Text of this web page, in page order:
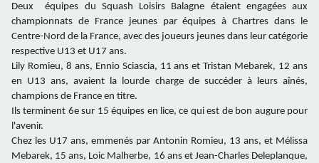
Deux équipes du Squash Loisirs Balagne étaient engagées aux
championnats de France jeunes par équipes à Chartres dans le
Centre-Nord de la France, avec des joueurs jeunes dans leur catégorie
respective U13 et U17 ans.
Lily Romieu, 8 ans, Ennio Sciascia, 11 ans et Tristan Mebarek, 12 ans
en U13 ans, avaient la lourde charge de succéder à leurs aînés,
champions de France en titre.
Ils terminent 6e sur 15 équipes en lice, ce qui est de bon augure pour
l'avenir.
Chez les U17 ans, emmenés par Antonin Romieu, 13 ans, et Mélissa
Mebarek, 15 ans, Loic Malherbe, 16 ans et Jean-Charles Deleplanque,